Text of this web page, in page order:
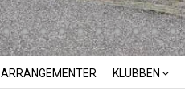
ARRANGEMENTER KLUBBEN